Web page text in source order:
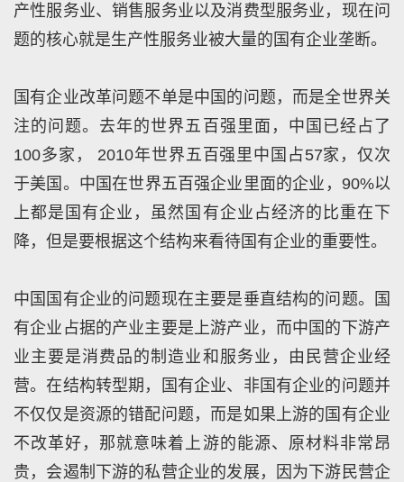
产性服务业、销售服务业以及消费型服务业，现在问
题的核心就是生产性服务业被大量的国有企业垄断。
国有企业改革问题不单是中国的问题，而是全世界关
注的问题。去年的世界五百强里面，中国已经占了
100多家， 2010年世界五百强里中国占57家，仅次
于美国。中国在世界五百强企业里面的企业，90%以
上都是国有企业，虽然国有企业占经济的比重在下
降，但是要根据这个结构来看待国有企业的重要性。
中国国有企业的问题现在主要是垂直结构的问题。国
有企业占据的产业主要是上游产业，而中国的下游产
业主要是消费品的制造业和服务业，由民营企业经
营。在结构转型期，国有企业、非国有企业的问题并
不仅仅是资源的错配问题，而是如果上游的国有企业
不改革好，那就意味着上游的能源、原材料非常昂
贵，会遏制下游的私营企业的发展，因为下游民营企